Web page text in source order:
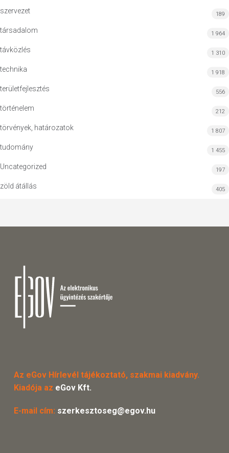
szervezet 189
társadalom 1 964
távközlés 1 310
technika 1 918
területfejlesztés 556
történelem 212
törvények, határozatok 1 807
tudomány 1 455
Uncategorized 197
zöld átállás 405
Az eGov Hírlevél tájékoztató, szakmai kiadvány.
Kiadója az eGov Kft.
E-mail cím: szerkesztoseg@egov.hu